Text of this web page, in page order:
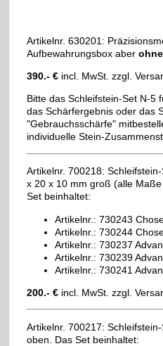
Artikelnr. 630201:
Aufbewahrungsbox aberohne
390.- € incl. MwSt. zzgl.
Bitte das Schleifstein-Set N-5
das Schärfergebnis oder das
"Gebrauchsschärfe"
individuelle Stein-
Artikelnr. 700218:
x 20 x 10 mm groß (alle
Set beinhaltet:
Artikelnr.: 730243
Artikelnr.: 730244
Artikelnr.: 730237
Artikelnr.: 730239
Artikelnr.: 730241
200.- € incl. MwSt. zzgl.
Artikelnr. 700217:
oben. Das Set beinhaltet: